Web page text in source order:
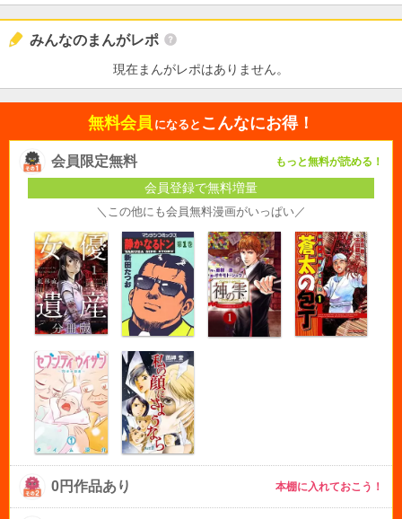
みんなのまんがレポ
現在まんがレポはありません。
無料会員 になると こんなにお得！
会員限定無料 もっと無料が読める！
会員登録で無料増量
＼この他にも会員無料漫画がいっぱい／
0円作品あり 本棚に入れておこう！